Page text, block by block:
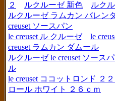
２
ルクルーゼ 新色
ルク
ルクルーゼ ラムカン バレン
creuset ソースパン
le creuset ル クルーゼ
le
creuset ラムカン ダムール
ルクルーゼ le creuset ソース
ル
le creuset ココットロンド ２
ロール ホワイト ２６ｃｍ